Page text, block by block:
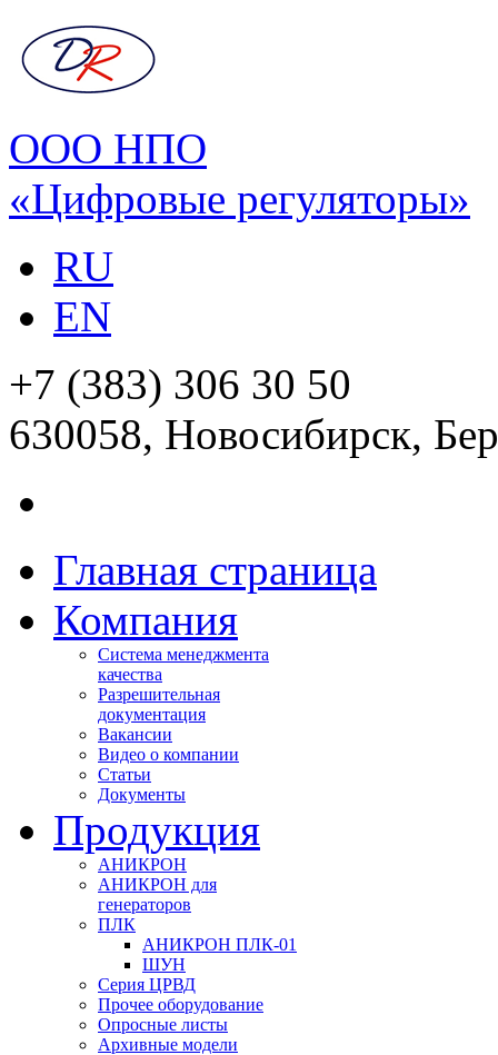
ООО НПО
«Цифровые регуляторы»
RU
EN
+7 (383) 306 30 50
630058, Новосибирск,
Главная страница
Компания
Система менеджмента
качества
Разрешительная
документация
Вакансии
Видео о компании
Статьи
Документы
Продукция
АНИКРОН
АНИКРОН для
генераторов
ПЛК
АНИКРОН ПЛК-01
ШУН
Серия ЦРВД
Прочее оборудование
Опросные листы
Архивные модели